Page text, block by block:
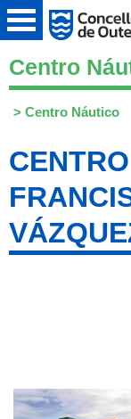
Centro
> Centro Náutico